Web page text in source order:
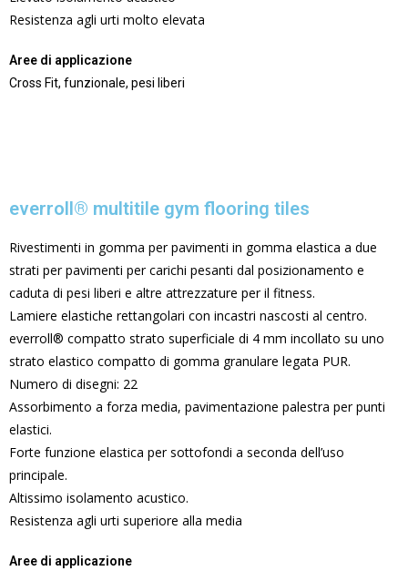
Resistenza agli urti molto elevata
Aree di applicazione
Cross Fit, funzionale, pesi liberi
everroll® multitile gym flooring tiles
Rivestimenti in gomma per pavimenti in gomma elastica a due
strati per pavimenti per carichi pesanti dal posizionamento e
caduta di pesi liberi e altre attrezzature per il fitness.
Lamiere elastiche rettangolari con incastri nascosti al centro.
everroll® compatto strato superficiale di 4 mm incollato su uno
strato elastico compatto di gomma granulare legata PUR.
Numero di disegni: 22
Assorbimento a forza media, pavimentazione palestra per punti
elastici.
Forte funzione elastica per sottofondi a seconda dell’uso
principale.
Altissimo isolamento acustico.
Resistenza agli urti superiore alla media
Aree di applicazione